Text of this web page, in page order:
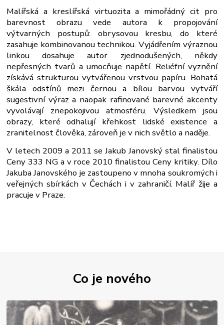
Malířská a kreslířská virtuozita a mimořádný cit pro
barevnost obrazu vede autora k propojování
výtvarných postupů: obrysovou kresbu, do které
zasahuje kombinovanou technikou. Vyjádřením výraznou
linkou dosahuje autor zjednodušených, někdy
nepřesných tvarů a umocňuje napětí. Reliéfní vyznění
získává strukturou vytvářenou vrstvou papíru. Bohatá
škála odstínů mezi černou a bílou barvou vytváří
sugestivní výraz a naopak rafinované barevné akcenty
vyvolávají znepokojivou atmosféru. Výsledkem jsou
obrazy, které odhalují křehkost lidské existence a
zranitelnost člověka, zároveň je v nich světlo a naděje.
V letech 2009 a 2011 se Jakub Janovský stal finalistou
Ceny 333 NG a v roce 2010 finalistou Ceny kritiky. Dílo
Jakuba Janovského je zastoupeno v mnoha soukromých i
veřejných sbírkách v Čechách i v zahraničí. Malíř žije a
pracuje v Praze.
Co je nového